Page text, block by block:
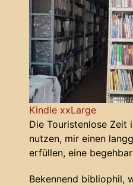
Kindle xxLarge
Die Touristenlose Zeit
nutzen, mir einen
erfüllen, eine
Bekennend bibliophil,